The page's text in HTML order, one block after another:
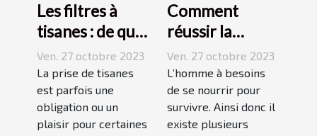
Les filtres à
tisanes : de quoi
s’agit-il ?
Ven. 27 octobre 2023
La prise de tisanes
est parfois une
obligation ou un
plaisir pour certaines
Comment
réussir la
préparation du
riz ?
Ven. 27 octobre 2023
L’homme à besoins
de se nourrir pour
survivre. Ainsi donc il
existe plusieurs